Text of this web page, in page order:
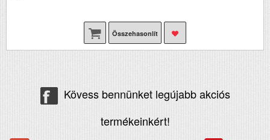
Összehasonlít
Kövess bennünket legújabb akciós
termékeinkért!